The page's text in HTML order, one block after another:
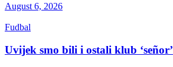
August 6, 2026
Fudbal
Uvijek smo bili i ostali klub ‘señor’